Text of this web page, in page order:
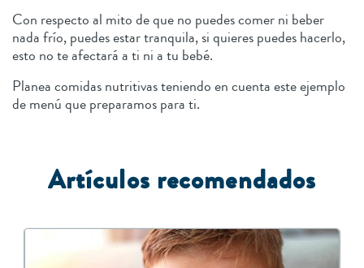
Con respecto al mito de que no puedes comer ni beber
nada frío, puedes estar tranquila, si quieres puedes hacerlo,
esto no te afectará a ti ni a tu bebé.
Planea comidas nutritivas teniendo en cuenta este ejemplo
de menú que preparamos para ti.
Artículos recomendados